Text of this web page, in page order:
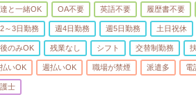
と一緒OK OA不要 英語不要 履歴書不要
～3日勤務 週4日勤務 週5日勤務 土日祝休
のみOK 残業なし シフト 交替制勤務
いOK 週払いOK 職場が禁煙 派遣多 電
士